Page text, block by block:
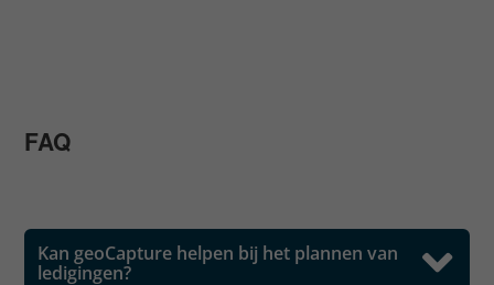
FAQ
Kan geoCapture helpen bij het plannen van
ledigingen?